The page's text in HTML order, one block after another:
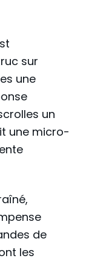
sur
une
un
une micro-
de
les